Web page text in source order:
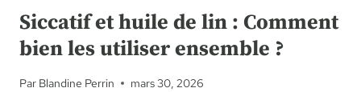
Siccatif et huile de lin : Comment
bien les utiliser ensemble ?
Par Blandine Perrin mars 30, 2026